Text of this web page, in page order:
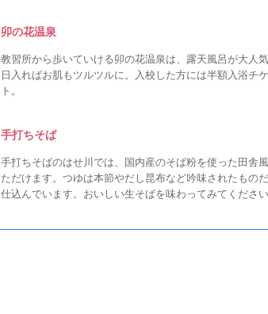
卯の花温泉
教習所から歩いていける卯の花温泉は、露天風呂が大人
日入ればお肌もツルツルに。入校した方には半額入浴チ
ト。
手打ちそば
手打ちそばのはせ川では、国内産のそば粉を使った田舎
ただけます。つゆは本節やだし昆布など吟味されたもの
仕込んでいます。おいしい生そばを味わってみてください